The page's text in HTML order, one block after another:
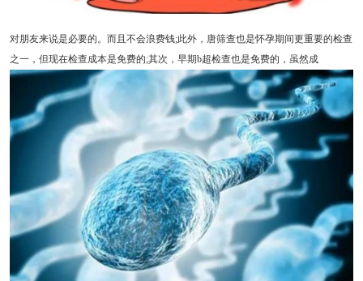
对朋友来说是必要的。而且不会浪费钱;此外，唐筛查也是怀孕期间更重要的检查
之一，但现在检查成本是免费的;其次，早期b超检查也是免费的，虽然成